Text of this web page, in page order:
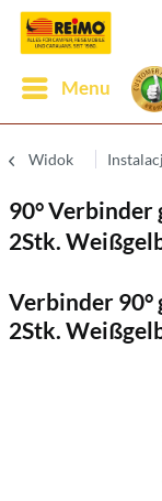
Menu
Widok
90° Verbinder
2Stk.
Verbinder 90°
2Stk.